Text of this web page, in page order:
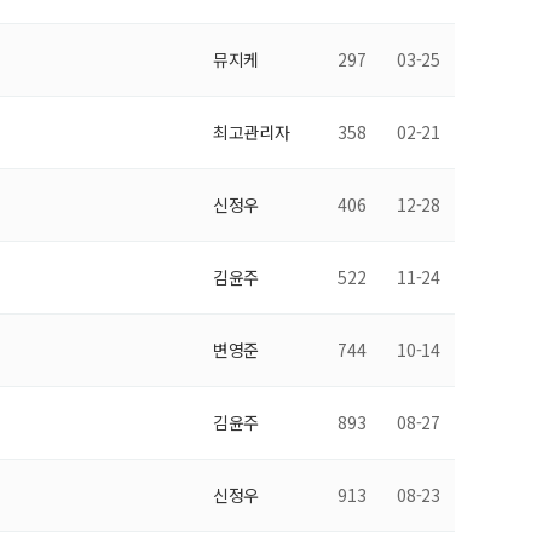
뮤지케 297 03-25
최고관리자 358 02-21
신정우 406 12-28
김윤주 522 11-24
변영준 744 10-14
김윤주 893 08-27
신정우 913 08-23